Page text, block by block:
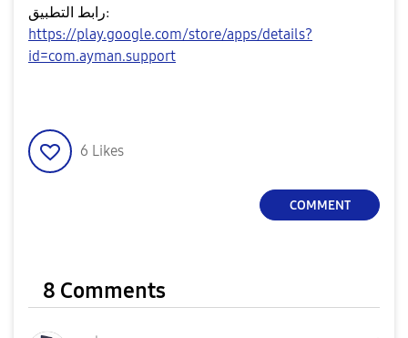
رابط التطبيق:
https://play.google.com/store/apps/details?
id=com.ayman.support
6 Likes
COMMENT
8 Comments